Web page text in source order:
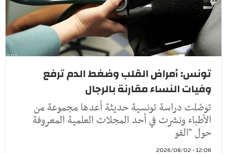
تونس: أمراض القلب وضغط الدم ترفع
وفيات النساء مقارنة بالرجال
توصّلت دراسة تونسية حديثة أعدها مجموعة من
الأطباء ونشرت في أحد المجلات العلمية المعروفة
حول "الفو
12:06 - 2026/08/02